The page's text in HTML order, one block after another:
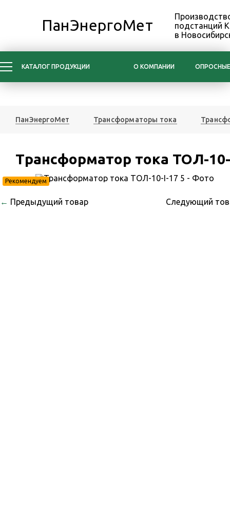
ПанЭнергоМет
подстанций
в
КАТАЛОГ ПРОДУКЦИИ О КОМПАНИИ
ПанЭнергоМет Трансформаторы тока
Трансформатор тока ТОЛ-
Рекомендуем
← Предыдущий товар Следующий